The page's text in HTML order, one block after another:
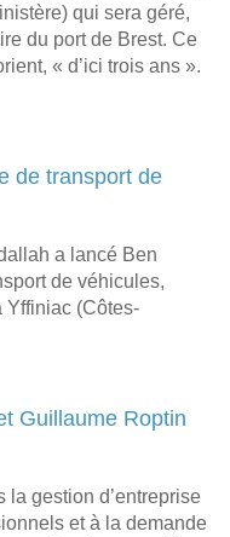
qui sera géré,
du port de Brest. Ce
« d’ici trois ans ».
de transport de
a lancé Ben
de véhicules,
Yffiniac (Côtes-
Guillaume Roptin
la gestion d’entreprise
et à la demande